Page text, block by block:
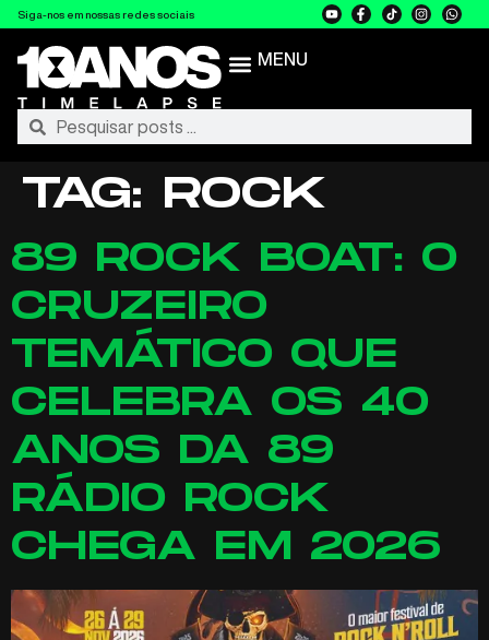
Siga-nos em nossas redes sociais
MENU
TAG: ROCK
89 ROCK BOAT: O
CRUZEIRO
TEMÁTICO QUE
CELEBRA OS 40
ANOS DA 89
RÁDIO ROCK
CHEGA EM 2026